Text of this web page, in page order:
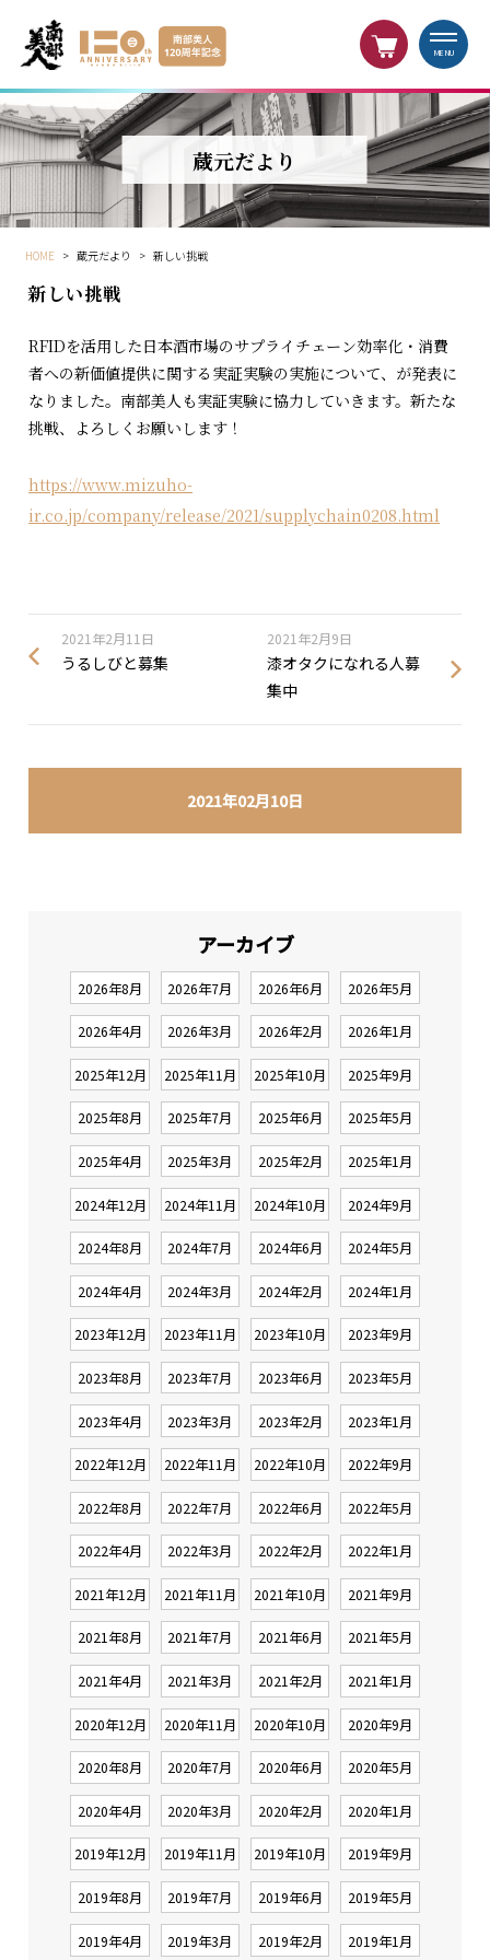
MENU
蔵元だより
HOME > 蔵元だより > 新しい挑戦
2021年02月10日
新しい挑戦
RFIDを活用した日本酒市場のサプライチェーン効率化・消費
者への新価値提供に関する実証実験の実施について、が発表に
なりました。南部美人も実証実験に協力していきます。新たな
挑戦、よろしくお願いします！
https://www.mizuho-
ir.co.jp/company/release/2021/supplychain0208.html
2021年2月11日
うるしびと募集
2021年2月9日
漆オタクになれる人募
集中
アーカイブ
2026年8月 2026年7月 2026年6月 2026年5月
2026年4月 2026年3月 2026年2月 2026年1月
2025年12月 2025年11月 2025年10月 2025年9月
2025年8月 2025年7月 2025年6月 2025年5月
2025年4月 2025年3月 2025年2月 2025年1月
2024年12月 2024年11月 2024年10月 2024年9月
2024年8月 2024年7月 2024年6月 2024年5月
2024年4月 2024年3月 2024年2月 2024年1月
2023年12月 2023年11月 2023年10月 2023年9月
2023年8月 2023年7月 2023年6月 2023年5月
2023年4月 2023年3月 2023年2月 2023年1月
2022年12月 2022年11月 2022年10月 2022年9月
2022年8月 2022年7月 2022年6月 2022年5月
2022年4月 2022年3月 2022年2月 2022年1月
2021年12月 2021年11月 2021年10月 2021年9月
2021年8月 2021年7月 2021年6月 2021年5月
2021年4月 2021年3月 2021年2月 2021年1月
2020年12月 2020年11月 2020年10月 2020年9月
2020年8月 2020年7月 2020年6月 2020年5月
2020年4月 2020年3月 2020年2月 2020年1月
2019年12月 2019年11月 2019年10月 2019年9月
2019年8月 2019年7月 2019年6月 2019年5月
2019年4月 2019年3月 2019年2月 2019年1月